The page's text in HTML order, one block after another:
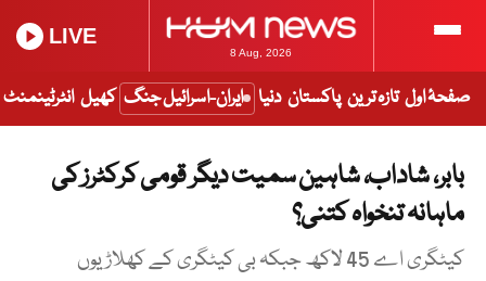
8 Aug, 2026
LIVE
صفحۂ اول تازہ ترین پاکستان دنیا ایران-اسرائیل جنگ کھیل انٹرٹینمنٹ
بابر، شاداب، شاہین سمیت دیگر قومی کرکٹرز کی
ماہانہ تنخواہ کتنی؟
کیٹگری اے 45 لاکھ جبکہ بی کیٹگری کے کھلاڑیوں